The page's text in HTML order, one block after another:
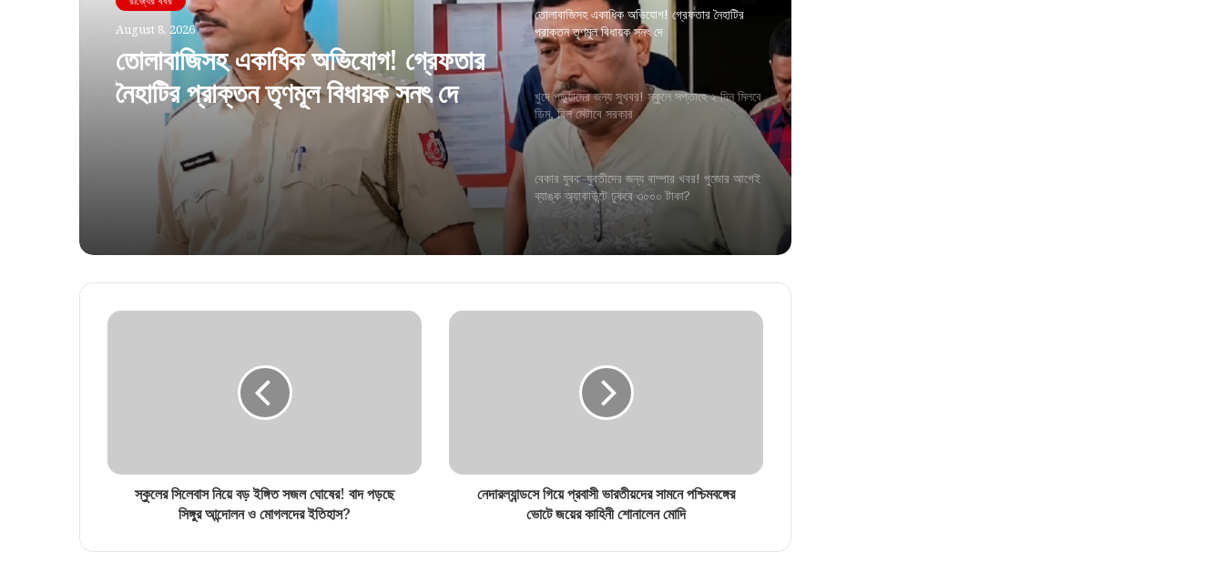
রাজ্যের খবর
August 8, 2026
তোলাবাজিসহ একাধিক অভিযোগ! গ্রেফতার
নৈহাটির প্রাক্তন তৃণমূল বিধায়ক সনৎ দে
রাজ্যের খবর
August 7, 2026
খুদে পড়ুয়াদের জন্য সুখবর! স্কুলে সপ্তাহে ২
দিন মিলবে ডিম, বিল মেটাবে সরকার
খুদে পড়ুয়াদের জন্য সুখবর! স্কুলে সপ্তাহে ২ দিন মিলবে
ডিম, বিল মেটাবে সরকার
বেকার যুবক-যুবতীদের জন্য বাম্পার খবর! পুজোর আগেই
ব্যাঙ্ক অ্যাকাউন্টে ঢুকবে ৩০০০ টাকা?
ঘুষ নিতে গিয়ে ফাঁদে! জামবনিতে দুর্নীতি দমন শাখার জালে
বিডিও অফিসের সাব অ্যাসিস্ট্যান্ট ইঞ্জিনিয়ার
“আর কতদিন সবাই বিচারের অপেক্ষা করবে?”, আর জি
তোলাবাজিসহ একাধিক অভিযোগ! গ্রেফতার নৈহাটির
খুদে পড়ুয়াদের জন্য সুখবর! স্কুলে সপ্তাহে ২ দিন মিলবে
ডিম, বিল মেটাবে সরকার
স্কুলের সিলেবাস নিয়ে বড় ইঙ্গিত সজল ঘোষের! বাদ পড়ছে
সিঙ্গুর আন্দোলন ও মোগলদের ইতিহাস?
নেদারল্যান্ডসে গিয়ে প্রবাসী ভারতীয়দের সামনে পশ্চিমবঙ্গের
ভোটে জয়ের কাহিনী শোনালেন মোদি